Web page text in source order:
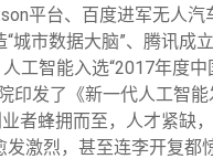
平台、百度进军无人汽
城市数据大脑”、腾讯成
工智能入选“2017年度
印发了《新一代人工智能
者蜂拥而至，人才紧缺
发激烈，甚至连李开复都